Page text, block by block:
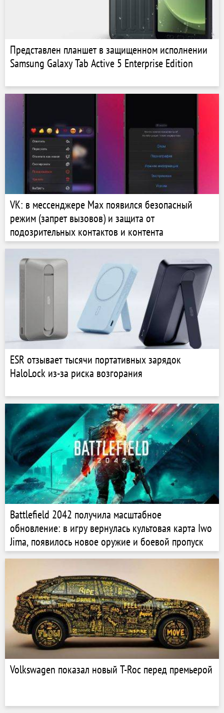
Представлен планшет в защищенном исполнении
Samsung Galaxy Tab Active 5 Enterprise Edition
VK: в мессенджере Max появился безопасный
режим (запрет вызовов) и защита от
подозрительных контактов и контента
ESR отзывает тысячи портативных зарядок
HaloLock из-за риска возгорания
Battlefield 2042 получила масштабное
обновление: в игру вернулась культовая карта Iwo
Jima, появилось новое оружие и боевой пропуск
Volkswagen показал новый T-Roc перед премьерой